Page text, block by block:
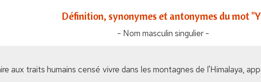
Définition, synonymes et antonymes du mot
- Nom masculin singulier -
aux traits humains censé vivre dans les montagnes de l'Himalaya,